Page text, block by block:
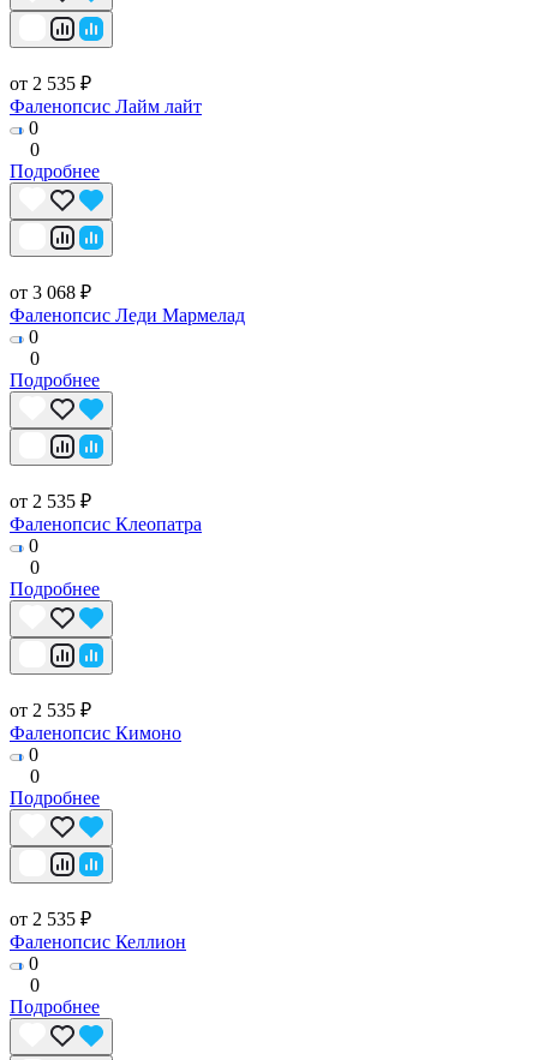
от 2 535 ₽
Фаленопсис Лайм лайт
0
0
Подробнее
от 3 068 ₽
Фаленопсис Леди Мармелад
0
0
Подробнее
от 2 535 ₽
Фаленопсис Клеопатра
0
0
Подробнее
от 2 535 ₽
Фаленопсис Кимоно
0
0
Подробнее
от 2 535 ₽
Фаленопсис Келлион
0
0
Подробнее